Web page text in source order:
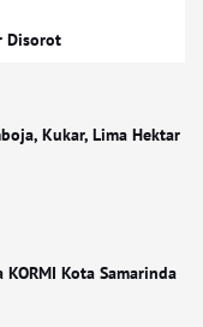
Disorot
Kukar, Lima Hektar
Kota Samarinda